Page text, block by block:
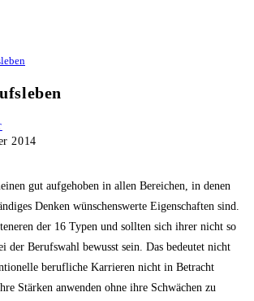
2014
gut aufgehoben in allen Bereichen, in denen
Denken wünschenswerte Eigenschaften sind.
der 16 Typen und sollten sich ihrer nicht so
der Berufswahl bewusst sein. Das bedeutet nicht
berufliche Karrieren nicht in Betracht
Stärken anwenden ohne ihre Schwächen zu